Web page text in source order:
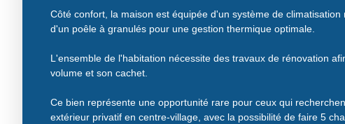
Côté confort, la maison est équipée d'un système de climatisation
d'un poêle à granulés pour une gestion thermique optimale.
L'ensemble de l'habitation nécessite des travaux de rénovation
volume et son cachet.
Ce bien représente une opportunité rare pour ceux qui
extérieur privatif en centre-village, avec la possibilité de faire 5